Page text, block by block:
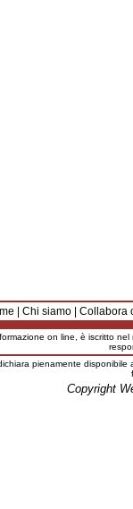
Chi siamo Collabora
on line, è iscritto nel
pienamente
Copyright